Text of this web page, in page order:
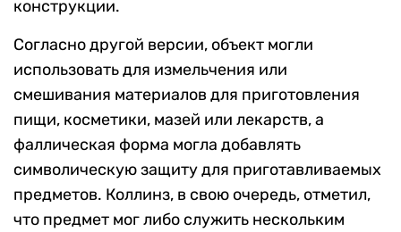
конструкции.
Согласно другой версии, объект могли
использовать для измельчения или
смешивания материалов для приготовления
пищи, косметики, мазей или лекарств, а
фаллическая форма могла добавлять
символическую защиту для приготавливаемых
предметов. Коллинз, в свою очередь, отметил,
что предмет мог либо служить нескольким